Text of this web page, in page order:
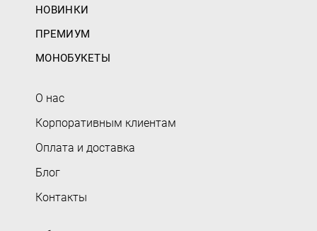
НОВИНКИ
ПРЕМИУМ
МОНОБУКЕТЫ
О нас
Корпоративным клиентам
Оплата и доставка
Блог
Контакты